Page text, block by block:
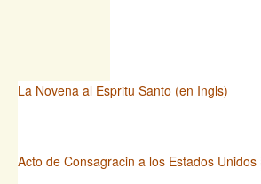
La Novena al Espritu Santo (en Ingls)
Acto de Consagracin a los Estados Unidos